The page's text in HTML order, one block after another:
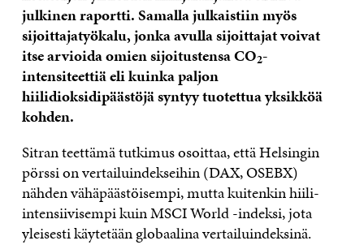
julkinen raportti. Samalla julkaistiin myös
sijoittajatyökalu, jonka avulla sijoittajat voivat
itse arvioida omien sijoitustensa CO2-
intensiteettiäeli kuinka paljon
hiilidioksidipäästöjä syntyy tuotettua yksikköä
kohden.
Sitran teettämä tutkimus osoittaa, että Helsingin
pörssi on vertailuindekseihin (DAX, OSEBX)
nähden vähäpäästöisempi, mutta kuitenkin hiili-
intensiivisempi kuin MSCI World -indeksi, jota
yleisesti käytetään globaalina vertailuindeksinä.